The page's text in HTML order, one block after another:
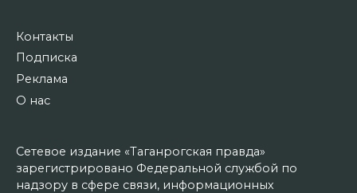
Контакты
Подписка
Реклама
О нас
Сетевое издание «Таганрогская правда»
зарегистрировано Федеральной службой по
надзору в сфере связи, информационных